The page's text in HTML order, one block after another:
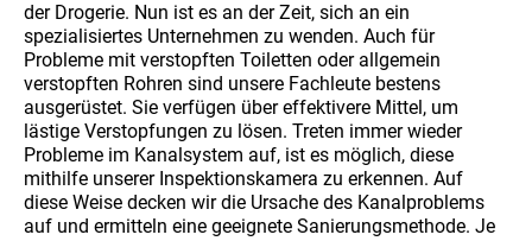
der Drogerie. Nun ist es an der Zeit, sich an ein
spezialisiertes Unternehmen zu wenden. Auch für
Probleme mit verstopften Toiletten oder allgemein
verstopften Rohren sind unsere Fachleute bestens
ausgerüstet. Sie verfügen über effektivere Mittel, um
lästige Verstopfungen zu lösen. Treten immer wieder
Probleme im Kanalsystem auf, ist es möglich, diese
mithilfe unserer Inspektionskamera zu erkennen. Auf
diese Weise decken wir die Ursache des Kanalproblems
auf und ermitteln eine geeignete Sanierungsmethode. Je